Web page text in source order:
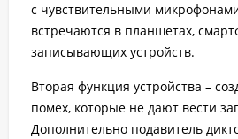
с чувствительными
встречаются в планшетах,
записывающих устройств.
Вторая функция устройства –
помех, которые не дают вести
Дополнительно подавитель